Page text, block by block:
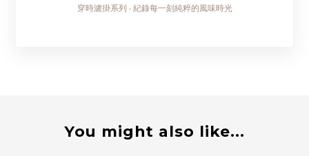
穿時濾掛系列 ‧ 紀錄每一刻純粹的風味時光
You might also like...